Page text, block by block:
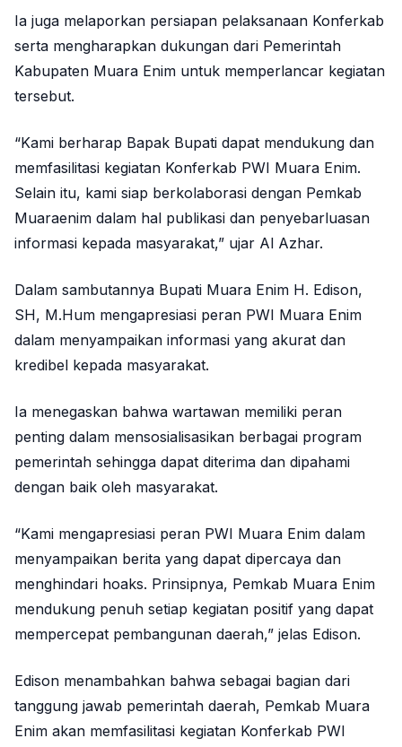
Ia juga melaporkan persiapan pelaksanaan Konferkab
serta mengharapkan dukungan dari Pemerintah
Kabupaten Muara Enim untuk memperlancar kegiatan
tersebut.
“Kami berharap Bapak Bupati dapat mendukung dan
memfasilitasi kegiatan Konferkab PWI Muara Enim.
Selain itu, kami siap berkolaborasi dengan Pemkab
Muaraenim dalam hal publikasi dan penyebarluasan
informasi kepada masyarakat,” ujar Al Azhar.
Dalam sambutannya Bupati Muara Enim H. Edison,
SH, M.Hum mengapresiasi peran PWI Muara Enim
dalam menyampaikan informasi yang akurat dan
kredibel kepada masyarakat.
Ia menegaskan bahwa wartawan memiliki peran
penting dalam mensosialisasikan berbagai program
pemerintah sehingga dapat diterima dan dipahami
dengan baik oleh masyarakat.
“Kami mengapresiasi peran PWI Muara Enim dalam
menyampaikan berita yang dapat dipercaya dan
menghindari hoaks. Prinsipnya, Pemkab Muara Enim
mendukung penuh setiap kegiatan positif yang dapat
mempercepat pembangunan daerah,” jelas Edison.
Edison menambahkan bahwa sebagai bagian dari
tanggung jawab pemerintah daerah, Pemkab Muara
Enim akan memfasilitasi kegiatan Konferkab PWI